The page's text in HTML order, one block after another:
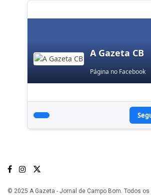
A Gazeta CB
Página no Facebook
© 2025 A Gazeta - Jornal de Campo Bom. Todos